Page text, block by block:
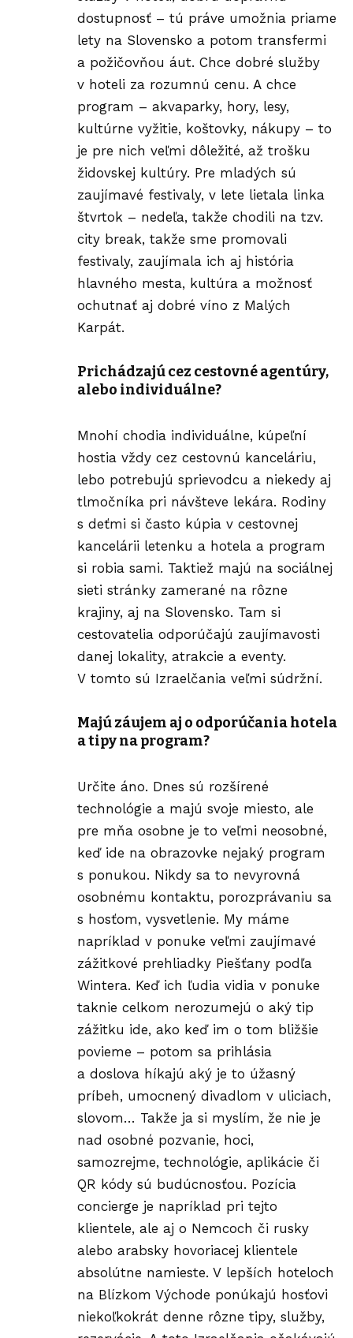
dostupnosť – tú práve umožnia priame
lety na Slovensko a potom transfermi
a požičovňou áut. Chce dobré služby
v hoteli za rozumnú cenu. A chce
program – akvaparky, hory, lesy,
kultúrne vyžitie, koštovky, nákupy – to
je pre nich veľmi dôležité, až trošku
židovskej kultúry. Pre mladých sú
zaujímavé festivaly, v lete lietala linka
štvrtok – nedeľa, takže chodili na tzv.
city break, takže sme promovali
festivaly, zaujímala ich aj história
hlavného mesta, kultúra a možnosť
ochutnať aj dobré víno z Malých
Karpát.
Prichádzajú cez cestovné agentúry,
alebo individuálne?
Mnohí chodia individuálne, kúpeľní
hostia vždy cez cestovnú kanceláriu,
lebo potrebujú sprievodcu a niekedy aj
tlmočníka pri návšteve lekára. Rodiny
s deťmi si často kúpia v cestovnej
kancelárii letenku a hotela a program
si robia sami. Taktiež majú na sociálnej
sieti stránky zamerané na rôzne
krajiny, aj na Slovensko. Tam si
cestovatelia odporúčajú zaujímavosti
danej lokality, atrakcie a eventy.
V tomto sú Izraelčania veľmi súdržní.
Majú záujem aj o odporúčania hotela
a tipy na program?
Určite áno. Dnes sú rozšírené
technológie a majú svoje miesto, ale
pre mňa osobne je to veľmi neosobné,
keď ide na obrazovke nejaký program
s ponukou. Nikdy sa to nevyrovná
osobnému kontaktu, porozprávaniu sa
s hosťom, vysvetlenie. My máme
napríklad v ponuke veľmi zaujímavé
zážitkové prehliadky Piešťany podľa
Wintera. Keď ich ľudia vidia v ponuke
taknie celkom nerozumejú o aký tip
zážitku ide, ako keď im o tom bližšie
povieme – potom sa prihlásia
a doslova híkajú aký je to úžasný
príbeh, umocnený divadlom v uliciach,
slovom… Takže ja si myslím, že nie je
nad osobné pozvanie, hoci,
samozrejme, technológie, aplikácie či
QR kódy sú budúcnosťou. Pozícia
concierge je napríklad pri tejto
klientele, ale aj o Nemcoch či rusky
alebo arabsky hovoriacej klientele
absolútne namieste. V lepších hoteloch
na Blízkom Východe ponúkajú hosťovi
niekoľkokrát denne rôzne tipy, služby,